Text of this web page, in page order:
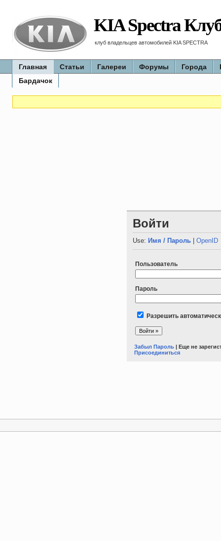
KIA Spectra
клуб владельцев автомобилей KIA SPECTRA
Главная Статьи Галереи Форумы Города
Бардачок
Войти
Use: Имя / Пароль |OpenID
Пользователь
Пароль
Разрешить
Забыл Пароль | Еще не
Присоединиться